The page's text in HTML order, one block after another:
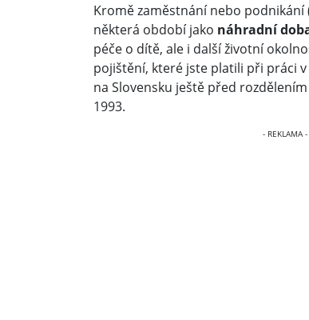
Kromě zaměstnání nebo podnikání
některá období jako náhradní
péče o dítě, ale i další životní
pojištění, které jste platili při práci
na Slovensku ještě před
1993.